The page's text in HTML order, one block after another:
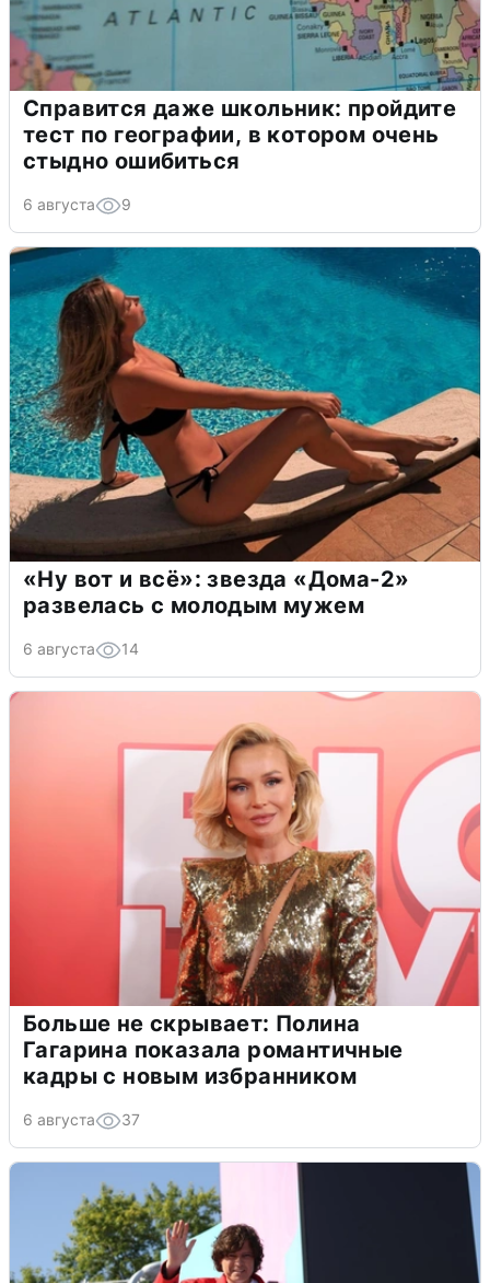
Справится даже школьник: пройдите
тест по географии, в котором очень
стыдно ошибиться
6 августа 9
«Ну вот и всё»: звезда «Дома-2»
развелась с молодым мужем
6 августа 14
Больше не скрывает: Полина
Гагарина показала романтичные
кадры с новым избранником
6 августа 37